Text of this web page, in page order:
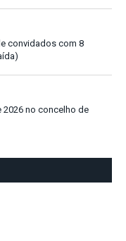
convidados com 8
2026 no concelho de